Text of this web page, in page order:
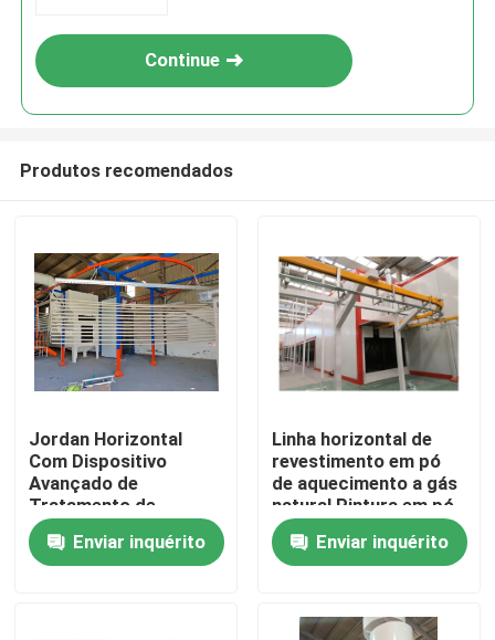
Casa
Produtos
Continue
Produtos recomendados
Jordan Horizontal
Com Dispositivo
Avançado de
Tratamento de
Superfície de Arma de
Pulverização
totalmente
Enviar inquérito
Linha horizontal de
revestimento em pó
de aquecimento a gás
natural Pintura em pó
Enviar inquérito